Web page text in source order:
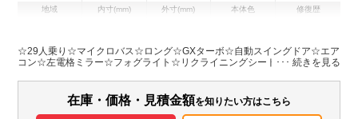
地域 内寸(mm) 外寸(mm)
H:2,580
本体色 修復歴
パワステ ABS 電動格納ミラー
☆29人乗り☆マイクロバス☆ロング☆GXターボ☆自動スイングドア☆エア
コン☆左電格ミラー☆フォグライト☆リクライニングシート
在庫・価格・見積金額を知りたい方はこちら